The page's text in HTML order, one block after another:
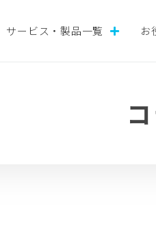
サービス・製品一覧 お